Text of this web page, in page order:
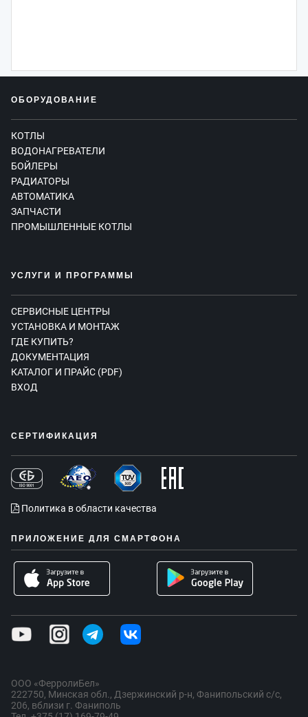
ОБОРУДОВАНИЕ
КОТЛЫ
ВОДОНАГРЕВАТЕЛИ
БОЙЛЕРЫ
РАДИАТОРЫ
АВТОМАТИКА
ЗАПЧАСТИ
ПРОМЫШЛЕННЫЕ КОТЛЫ
УСЛУГИ И ПРОГРАММЫ
СЕРВИСНЫЕ ЦЕНТРЫ
УСТАНОВКА И МОНТАЖ
ГДЕ КУПИТЬ?
ДОКУМЕНТАЦИЯ
КАТАЛОГ И ПРАЙС (PDF)
ВХОД
СЕРТИФИКАЦИЯ
Политика в области качества
ПРИЛОЖЕНИЕ ДЛЯ СМАРТФОНА
ООО «ФерролиБел»
222750, Минская обл., Дзержинский р-н, Фанипольский с/с,
206, вблизи г. Фаниполь